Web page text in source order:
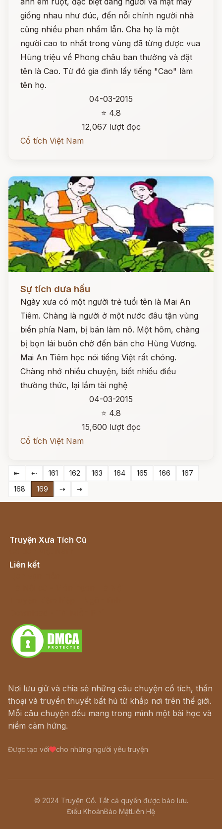
giống nhau như đúc, đến nỗi chính người nhà
cũng nhiều phen nhầm lẫn. Cha họ là một
người cao to nhất trong vùng đã từng được vua
Hùng triệu về Phong châu ban thưởng và đặt
tên là Cao. Từ đó gia đình lấy tiếng "Cao" làm
tên họ.
04-03-2015
⭐ 4.8
12,067 lượt đọc
Cổ tích Việt Nam
Sự tích dưa hấu
Ngày xưa có một người trẻ tuổi tên là Mai An
Tiêm. Chàng là người ở một nước đâu tận vùng
biển phía Nam, bị bán làm nô. Một hôm, chàng
bị bọn lái buôn chở đến bán cho Hùng Vương.
Mai An Tiêm học nói tiếng Việt rất chóng.
Chàng nhớ nhiều chuyện, biết nhiều điều
thường thức, lại lắm tài nghệ
04-03-2015
⭐ 4.8
15,600 lượt đọc
Cổ tích Việt Nam
⇤ ⇠ 161 162 163 164 165 166
167
168
169 ⇢ ⇥
Truyện Xưa Tích Cũ
Liên kết
Nơi lưu giữ và chia sẻ những câu chuyện cổ tích, thần
thoại và truyền thuyết bất hủ từ khắp nơi trên thế giới.
Mỗi câu chuyện đều mang trong mình một bài học và
niềm cảm hứng.
Được tạo với cho những người yêu truyện
© 2024 Truyện Cổ. Tất cả quyền được bảo lưu.
Điều KhoảnBảo MậtLiên Hệ